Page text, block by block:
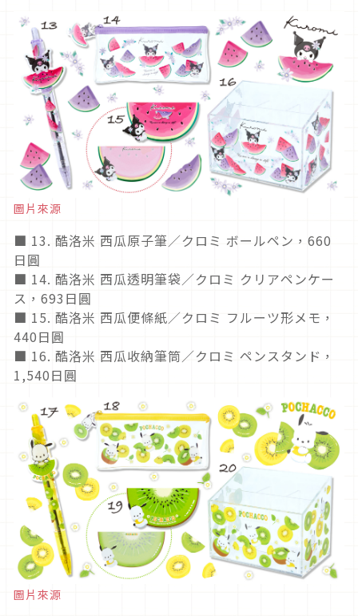
圖片來源
■ 13. 酷洛米 西瓜原子筆／クロミ ボールペン，660
日圓
■ 14. 酷洛米 西瓜透明筆袋／クロミ クリアペンケー
ス，693日圓
■ 15. 酷洛米 西瓜便條紙／クロミ フルーツ形メモ，
440日圓
■ 16. 酷洛米 西瓜收納筆筒／クロミ ペンスタンド，
1,540日圓
圖片來源